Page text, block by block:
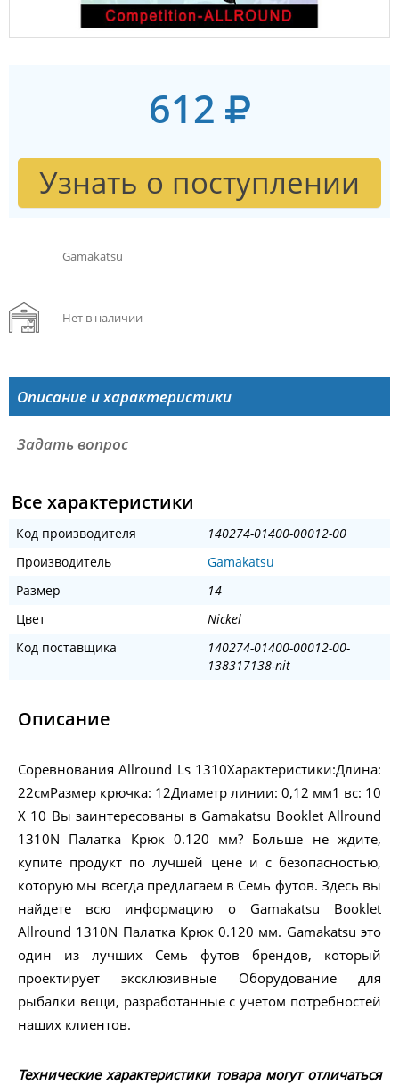
612
Узнать о поступлении
Gamakatsu
Нет в наличии
Описание и характеристики
Задать вопрос
Все характеристики
Код производителя
140274-01400-00012-00
Производитель
Gamakatsu
Размер
14
Цвет
Nickel
Код поставщика
140274-01400-00012-00-
138317138-nit
Описание
Соревнования Allround Ls 1310Характеристики:Длина:
22смРазмер крючка: 12Диаметр линии: 0,12 мм1 вс: 10
X 10 Вы заинтересованы в Gamakatsu Booklet Allround
1310N Палатка Крюк 0.120 мм? Больше не ждите,
купите продукт по лучшей цене и с безопасностью,
которую мы всегда предлагаем в Семь футов. Здесь вы
найдете всю информацию о Gamakatsu Booklet
Allround 1310N Палатка Крюк 0.120 мм. Gamakatsu это
один из лучших Семь футов брендов, который
проектирует эксклюзивные Оборудование для
рыбалки вещи, разработанные с учетом потребностей
наших клиентов.
Технические характеристики товара могут отличаться